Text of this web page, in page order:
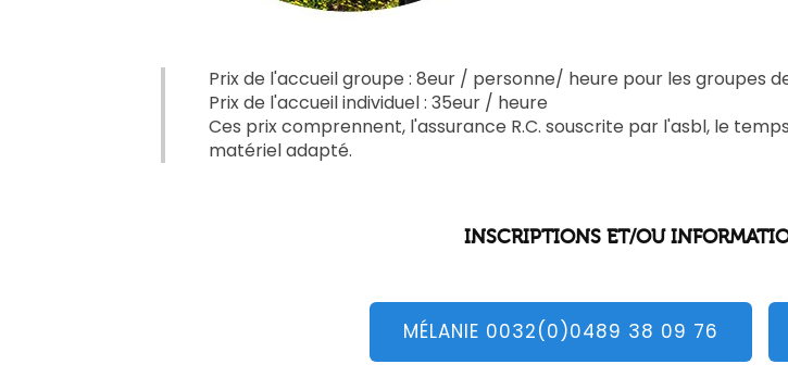
Prix de l'accueil groupe : 8eur / personne/ heure pour les groupes
Prix de l'accueil individuel : 35eur / heure
Ces prix comprennent, l'assurance R.C. souscrite par l'asbl, le
matériel adapté.
INSCRIPTIONS ET/OU
MÉLANIE 0032(0)0489 38 09 76